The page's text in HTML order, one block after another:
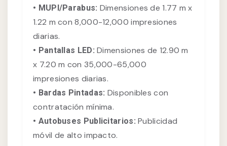
• MUPI/Parabus: Dimensiones de 1.77 m x
1.22 m con 8,000-12,000 impresiones
diarias.
• Pantallas LED: Dimensiones de 12.90 m
x 7.20 m con 35,000-65,000
impresiones diarias.
• Bardas Pintadas: Disponibles con
contratación mínima.
• Autobuses Publicitarios: Publicidad
móvil de alto impacto.